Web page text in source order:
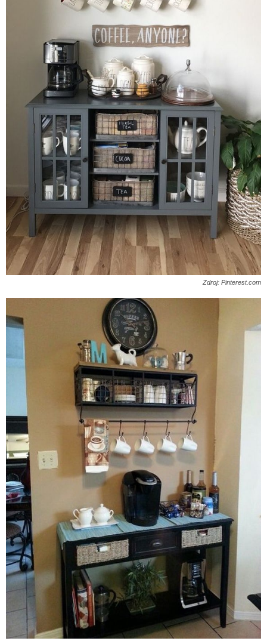
Zdroj: Pinterest.com